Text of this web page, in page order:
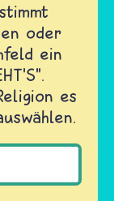
oder
ein
es